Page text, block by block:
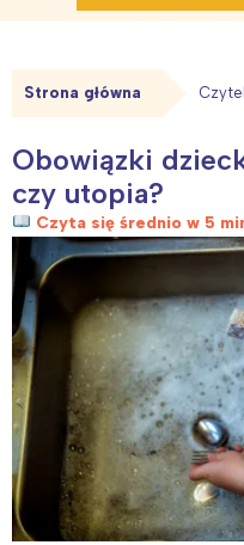
Strona główna
Obowiązki
czy utopia?
Czyta się średnio w 5